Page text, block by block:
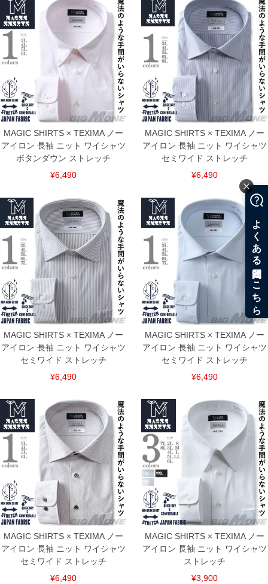
す。そのようなことがない様最大限に努めておりますが、もしあった場合速やかにご
連絡させて頂きますので予めご了承ください。
ITEM INTRODUCTION
MAGIC SHIRTS × TEXIMA ノー
アイロン 長袖 ニット ワイシャツ
ボタンダウン ストレッチ
¥6,490
MAGIC SHIRTS × TEXIMA ノー
アイロン 長袖 ニット ワイシャツ
セミワイド ストレッチ
¥6,490
MAGIC SHIRTS × TEXIMA ノー
アイロン 長袖 ニット ワイシャツ
セミワイド ストレッチ
¥6,490
MAGIC SHIRTS × TEXIMA ノー
アイロン 長袖 ニット ワイシャツ
セミワイド ストレッチ
¥6,490
MAGIC SHIRTS × TEXIMA ノー
アイロン 長袖 ニット ワイシャツ
セミワイド ストレッチ
¥6,490
MAGIC SHIRTS × TEXIMA ノー
アイロン 長袖 ニット ワイシャツ
ストレッチ
¥3,900